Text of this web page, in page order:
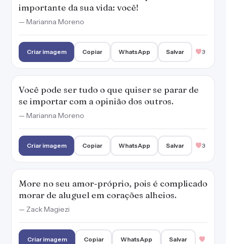
importante da sua vida: você!
— Marianna Moreno
Criar imagem Copiar WhatsApp Salvar 3
Você pode ser tudo o que quiser se parar de
se importar com a opinião dos outros.
— Marianna Moreno
Criar imagem Copiar WhatsApp Salvar 3
More no seu amor-próprio, pois é complicado
morar de aluguel em corações alheios.
— Zack Magiezi
Criar imagem Copiar WhatsApp Salvar